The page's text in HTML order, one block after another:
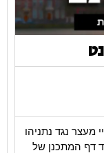
מעצר נגד נתניהו
דף המתכנן של